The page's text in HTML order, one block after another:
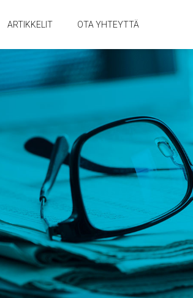
ARTIKKELIT OTA YHTEYTTÄ